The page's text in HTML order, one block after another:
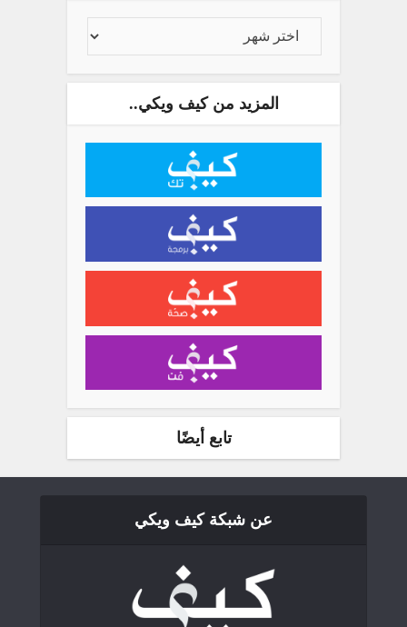
المزيد من كيف ويكي..
تابع أيضًا
عن شبكة كيف ويكي